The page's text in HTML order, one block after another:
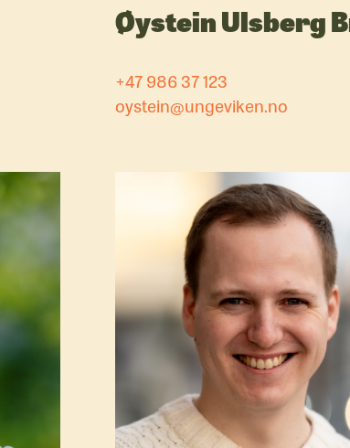
Øystein Ulsberg
+47 986 37 123
oystein@ungeviken.no